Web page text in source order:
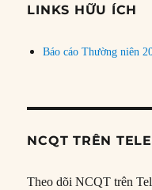
đề
LINKS HỮU ÍCH
Báo cáo Thường niên
NCQT TRÊN
Theo dõi NCQT trên